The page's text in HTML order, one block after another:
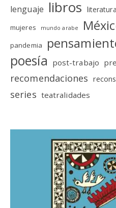
lenguaje libros literatura
mujeres mundo arabe
pandemia
poesía post-trabajo
recomendaciones
series teatralidades